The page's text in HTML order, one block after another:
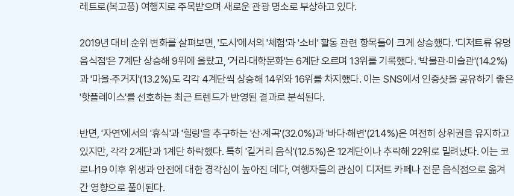
레트로(복고풍) 여행지로 주목받으며 새로운 관광 명소로 부상하고 있다.
2019년 대비 순위 변화를 살펴보면, '도시'에서의 '체험'과 '소비' 활동 관련 항목들이 크게 상승했다. '디저트류 유명
음식점'은 7계단 상승해 9위에 올랐고, '거리·대학문화'는 6계단 오르며 13위를 기록했다. '박물관·미술관'(14.2%)
과 '마을·주거지'(13.2%)도 각각 4계단씩 상승해 14위와 16위를 차지했다. 이는 SNS에서 인증샷을 공유하기 좋은
'핫플레이스'를 선호하는 최근 트렌드가 반영된 결과로 분석된다.
반면, '자연'에서의 '휴식'과 '힐링'을 추구하는 '산·계곡'(32.0%)과 '바다·해변'(21.4%)은 여전히 상위권을 유지하고
있지만, 각각 2계단과 1계단 하락했다. 특히 '길거리 음식'(12.5%)은 12계단이나 추락해 22위로 밀려났다. 이는 코
로나19 이후 위생과 안전에 대한 경각심이 높아진 데다, 여행자들의 관심이 디저트 카페나 전문 음식점으로 옮겨
간 영향으로 풀이된다.